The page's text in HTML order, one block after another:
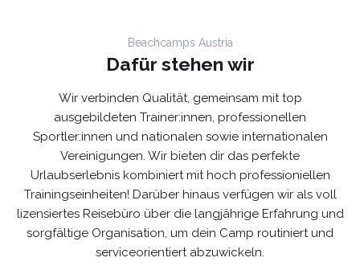
Unser Beachcamps Austria
Team
Beachcamps Austria
Dafür stehen wir
Wir verbinden Qualität, gemeinsam mit top
ausgebildeten Trainer:innen, professionellen
Sportler:innen und nationalen sowie internationalen
Vereinigungen. Wir bieten dir das perfekte
Urlaubserlebnis kombiniert mit hoch professioniellen
Trainingseinheiten! Darüber hinaus verfügen wir als voll
lizensiertes Reisebüro über die langjährige Erfahrung und
sorgfältige Organisation, um dein Camp routiniert und
serviceorientiert abzuwickeln.